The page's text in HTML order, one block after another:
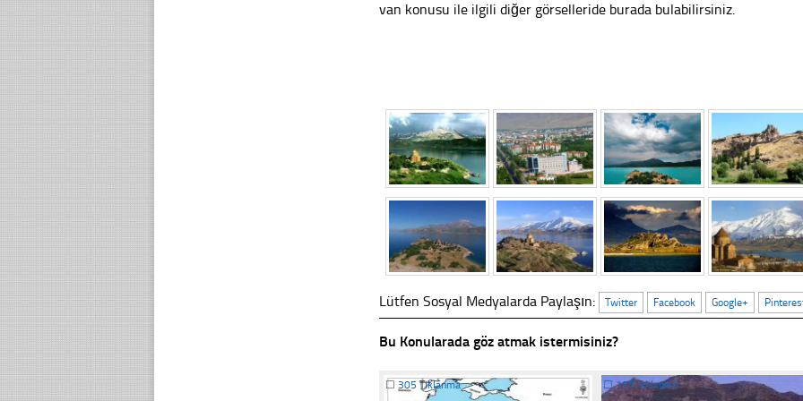
van konusu ile ilgili diğer görselleride burada bulabilirsiniz.
Lütfen Sosyal Medyalarda Paylaşın: Twitter Facebook Google+
Bu Konularada göz atmak istermisiniz?
☐305 Tıklanma ☐197 Tıklanma